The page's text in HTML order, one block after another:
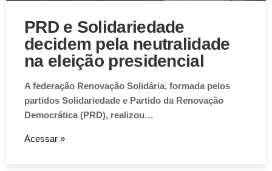
PRD e Solidariedade
decidem pela neutralidade
na eleição presidencial
A federação Renovação Solidária, formada pelos
partidos Solidariedade e Partido da Renovação
Democrática (PRD), realizou…
Acessar »